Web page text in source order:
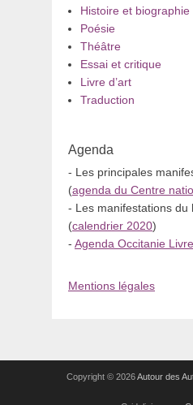
Histoire et biographie
Poésie
Théâtre
Essai et critique
Livre d’art
Traduction
Agenda
- Les principales
(agenda du Centre
- Les manifestations du
(calendrier 2020)
- Agenda Occitanie
Mentions légales
Copyright © 2026Autour des